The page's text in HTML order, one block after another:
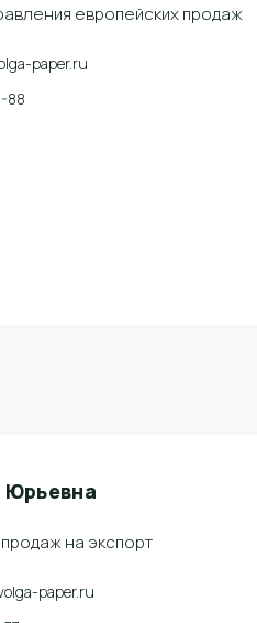
европейских продаж
paper.ru
88
на экспорт
paper.ru